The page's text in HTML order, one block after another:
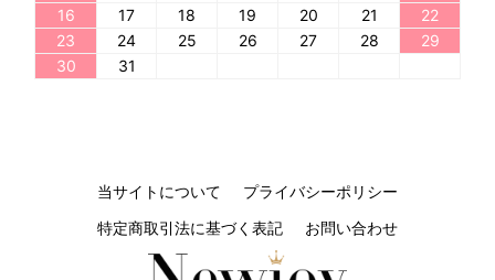
16
17 18 19 20 21
22
23
24 25 26 27 28
29
30
31
当サイトについて
プライバシーポリシー
特定商取引法に基づく表記
お問い合わせ